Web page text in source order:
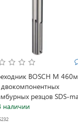
BOSCH M
резцов SDS-
наличии